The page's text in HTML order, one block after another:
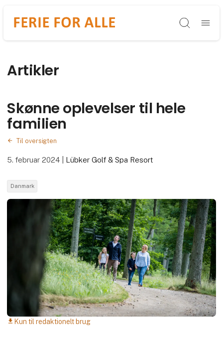
Søg
Artikler
Skønne oplevelser til hele
familien
Til oversigten
5. februar 2024 Lübker Golf & Spa Resort
Danmark
download Kun til redaktionelt brug